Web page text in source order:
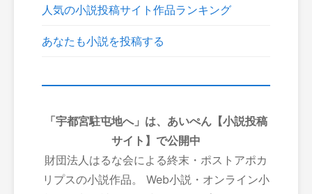
人気の小説投稿サイト作品ランキング
あなたも小説を投稿する
「宇都宮駐屯地へ」は、あいぺん【小説投稿
サイト】で公開中
財団法人はるな会による終末・ポストアポカ
リプスの小説作品。 Web小説・オンライン小